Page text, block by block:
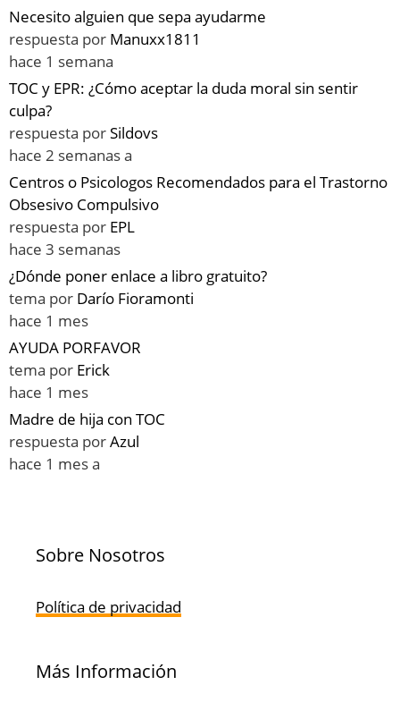
Necesito alguien que sepa ayudarme
respuesta por Manuxx1811
hace 1 semana
TOC y EPR: ¿Cómo aceptar la duda moral sin sentir
culpa?
respuesta porSildovs
hace 2 semanas a
Centros o Psicologos Recomendados para el Trastorno
Obsesivo Compulsivo
respuesta por EPL
hace 3 semanas
¿Dónde poner enlace a libro gratuito?
tema por Darío Fioramonti
hace 1 mes
AYUDA PORFAVOR
tema por Erick
hace 1 mes
Madre de hija con TOC
respuesta porAzul
hace 1 mes a
Sobre Nosotros
Política de privacidad
Más Información